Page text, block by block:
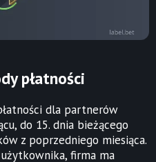
płatności
dla partnerów
do 15. dnia bieżącego
z poprzedniego miesiąca.
firma ma